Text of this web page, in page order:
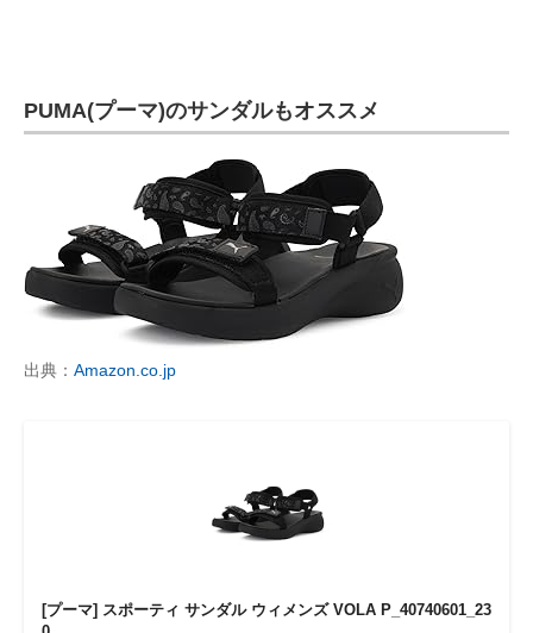
PUMA(プーマ)のサンダルもオススメ
出典： Amazon.co.jp
[プーマ] スポーティ サンダル ウィメンズ VOLA P_40740601_23